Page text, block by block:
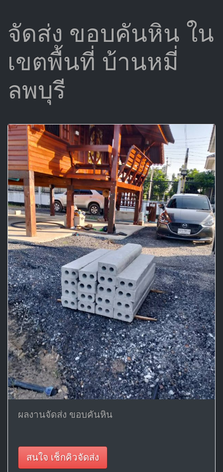
จัดส่ง ขอบคันหิน ใน
เขตพื้นที่ บ้านหมี่
ลพบุรี
ผลงานจัดส่ง ขอบคันหิน
สนใจ เช็กคิวจัดส่ง